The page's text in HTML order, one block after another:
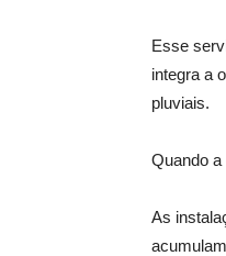
Esse
integra a
pluviais.
Quando
As